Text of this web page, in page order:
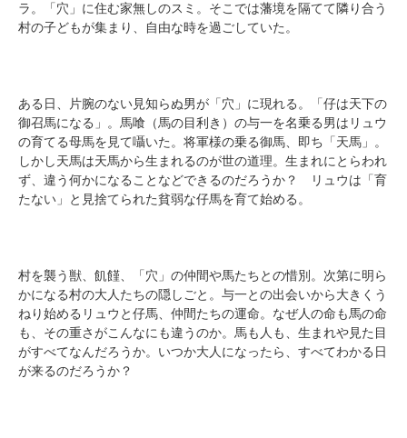
ラ。「穴」に住む家無しのスミ。そこでは藩境を隔てて隣り合う
村の子どもが集まり、自由な時を過ごしていた。
ある日、片腕のない見知らぬ男が「穴」に現れる。「仔は天下の
御召馬になる」。馬喰（馬の目利き）の与一を名乗る男はリュウ
の育てる母馬を見て囁いた。将軍様の乗る御馬、即ち「天馬」。
しかし天馬は天馬から生まれるのが世の道理。生まれにとらわれ
ず、違う何かになることなどできるのだろうか？ リュウは「育
たない」と見捨てられた貧弱な仔馬を育て始める。
村を襲う獣、飢饉、「穴」の仲間や馬たちとの惜別。次第に明ら
かになる村の大人たちの隠しごと。与一との出会いから大きくう
ねり始めるリュウと仔馬、仲間たちの運命。なぜ人の命も馬の命
も、その重さがこんなにも違うのか。馬も人も、生まれや見た目
がすべてなんだろうか。いつか大人になったら、すべてわかる日
が来るのだろうか？